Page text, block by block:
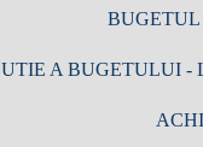
BUGETUL
A BUGETULUI -